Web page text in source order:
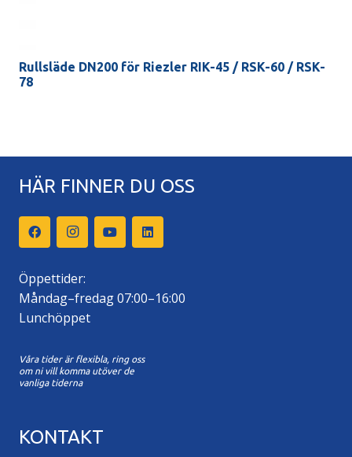
Rullsläde DN200 för Riezler RIK-45 / RSK-60 / RSK-
78
HÄR FINNER DU OSS
Öppettider:
Måndag–fredag 07:00–16:00
Lunchöppet
Våra tider är flexibla, ring oss
om ni vill komma utöver de
vanliga tiderna
KONTAKT